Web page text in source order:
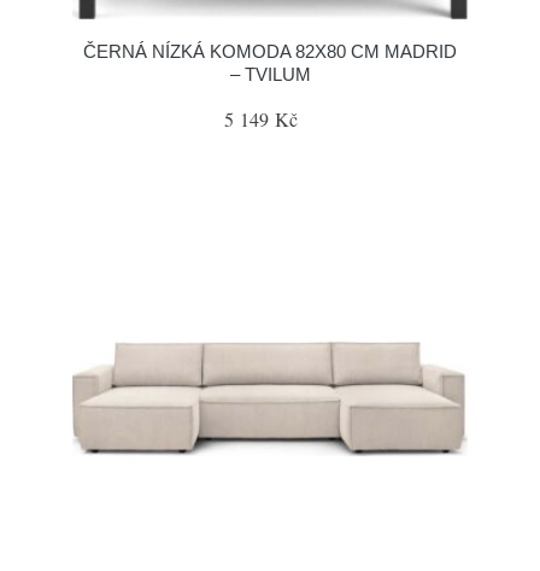
ČERNÁ NÍZKÁ KOMODA 82X80 CM MADRID
– TVILUM
5 149 Kč